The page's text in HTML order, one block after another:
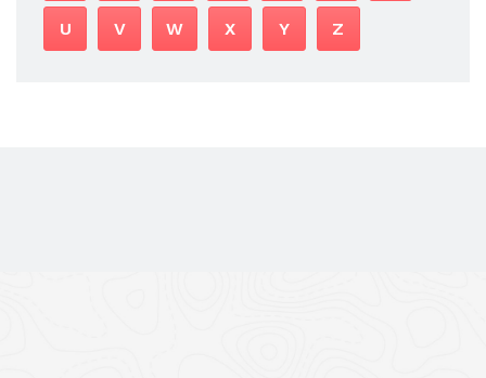
U V W X Y Z